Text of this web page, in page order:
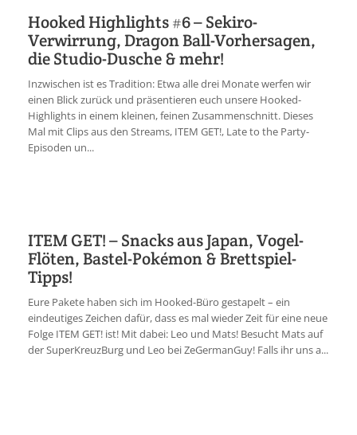
Hooked Highlights #6 – Sekiro-
Verwirrung, Dragon Ball-Vorhersagen,
die Studio-Dusche & mehr!
Inzwischen ist es Tradition: Etwa alle drei Monate werfen wir
einen Blick zurück und präsentieren euch unsere Hooked-
Highlights in einem kleinen, feinen Zusammenschnitt. Dieses
Mal mit Clips aus den Streams, ITEM GET!, Late to the Party-
Episoden un...
ITEM GET! – Snacks aus Japan, Vogel-
Flöten, Bastel-Pokémon & Brettspiel-
Tipps!
Eure Pakete haben sich im Hooked-Büro gestapelt – ein
eindeutiges Zeichen dafür, dass es mal wieder Zeit für eine neue
Folge ITEM GET! ist! Mit dabei: Leo und Mats! Besucht Mats auf
der SuperKreuzBurg und Leo bei ZeGermanGuy! Falls ihr uns a...